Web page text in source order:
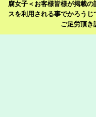
腐女子＜お客様皆様が掲載
スを利用される事でかろう
ご足労頂き